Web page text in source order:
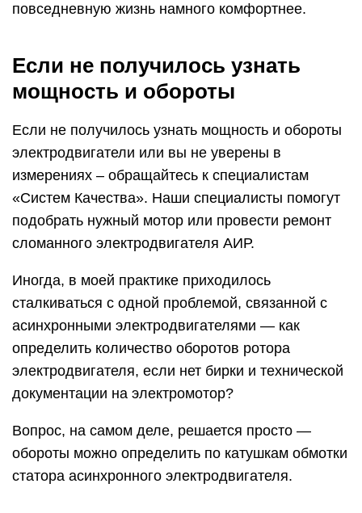
повседневную жизнь намного комфортнее.
Если не получилось узнать
мощность и обороты
Если не получилось узнать мощность и обороты
электродвигатели или вы не уверены в
измерениях – обращайтесь к специалистам
«Систем Качества». Наши специалисты помогут
подобрать нужный мотор или провести ремонт
сломанного электродвигателя АИР.
Иногда, в моей практике приходилось
сталкиваться с одной проблемой, связанной с
асинхронными электродвигателями — как
определить количество оборотов ротора
электродвигателя, если нет бирки и технической
документации на электромотор?
Вопрос, на самом деле, решается просто —
обороты можно определить по катушкам обмотки
статора асинхронного электродвигателя.